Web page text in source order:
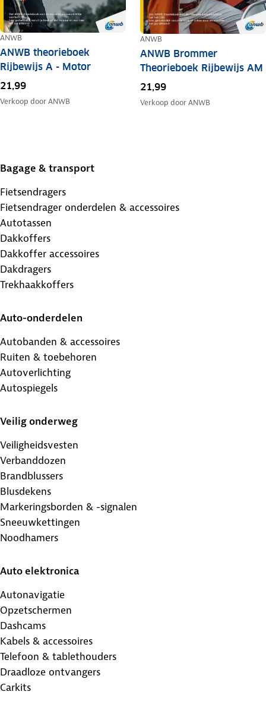
ANWB
ANWB theorieboek
Rijbewijs A - Motor
21,99
Verkoop doorANWB
ANWB
ANWB Brommer
Theorieboek Rijbewijs AM
21,99
Verkoop doorANWB
Bagage & transport
Fietsendragers
Fietsendrager onderdelen & accessoires
Autotassen
Dakkoffers
Dakkoffer accessoires
Dakdragers
Trekhaakkoffers
Auto-onderdelen
Autobanden & accessoires
Ruiten & toebehoren
Autoverlichting
Autospiegels
Veilig onderweg
Veiligheidsvesten
Verbanddozen
Brandblussers
Blusdekens
Markeringsborden & -signalen
Sneeuwkettingen
Noodhamers
Auto elektronica
Autonavigatie
Opzetschermen
Dashcams
Kabels & accessoires
Telefoon & tablethouders
Draadloze ontvangers
Carkits